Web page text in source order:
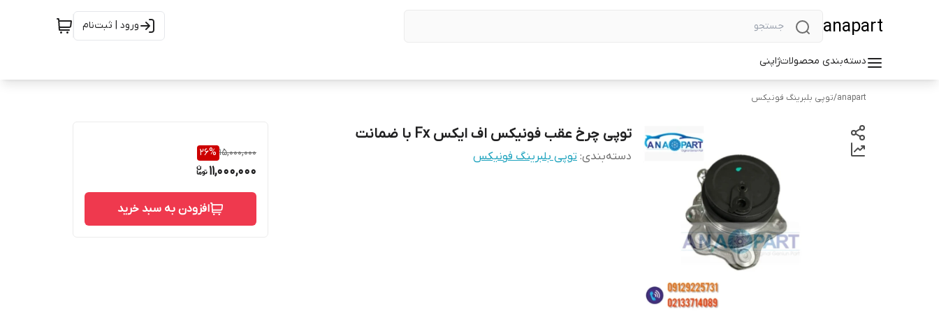
anapart ورود | ثبت‌نام
دسته‌بندی محصولاتژاپنی
anapart
/توپی بلبرینگ فونیکس
توپی چرخ عقب فونیکس اف ایکس Fx با ضمانت
دسته‌بندی: توپی بلبرینگ فونیکس 15,000,000
26%
11,000,000
افزودن به سبد خرید